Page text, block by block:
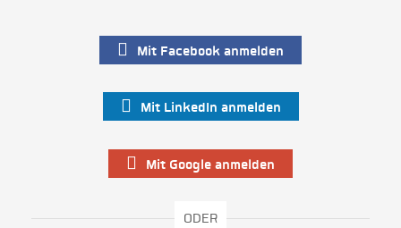
Mit Facebook anmelden
Mit LinkedIn anmelden
Mit Google anmelden
ODER